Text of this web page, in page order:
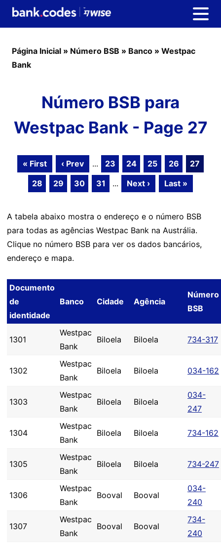
Página Inicial » Número BSB » Banco » Westpac
Bank
Número BSB para
Westpac Bank - Page 27
« First ‹ Prev ... 23 24 25 26
27
28
29 30 31 ... Next › Last »
A tabela abaixo mostra o endereço e o número BSB
para todas as agências Westpac Bank na Austrália.
Clique no número BSB para ver os dados bancários,
endereço e mapa.
Documento
de
identidade
Banco Cidade Agência
Número
BSB
1301
Westpac
Bank
Biloela Biloela 734-317
1302
Westpac
Bank
Biloela Biloela 034-162
1303
Westpac
Bank
Biloela Biloela
034-
247
1304
Westpac
Bank
Biloela Biloela 734-162
1305
Westpac
Bank
Biloela Biloela 734-247
1306
Westpac
Bank
Booval Booval
034-
240
1307
Westpac
Bank
Booval Booval
734-
240